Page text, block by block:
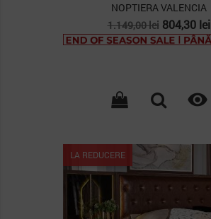
NOPTIERA VALENCIA
Pret
de
1.149,00 lei Pret
804,30 lei

LA REDUCERE